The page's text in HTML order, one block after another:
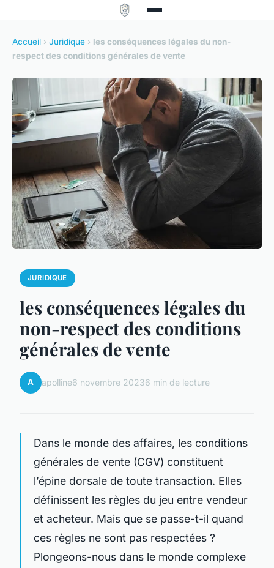
Accueil › Juridique › les conséquences légales du non-
respect des conditions générales de vente
JURIDIQUE
les conséquences légales du
non-respect des conditions
générales de vente
A apolline6 novembre 20236 min de lecture
Dans le monde des affaires, les conditions
générales de vente (CGV) constituent
l’épine dorsale de toute transaction. Elles
définissent les règles du jeu entre vendeur
et acheteur. Mais que se passe-t-il quand
ces règles ne sont pas respectées ?
Plongeons-nous dans le monde complexe